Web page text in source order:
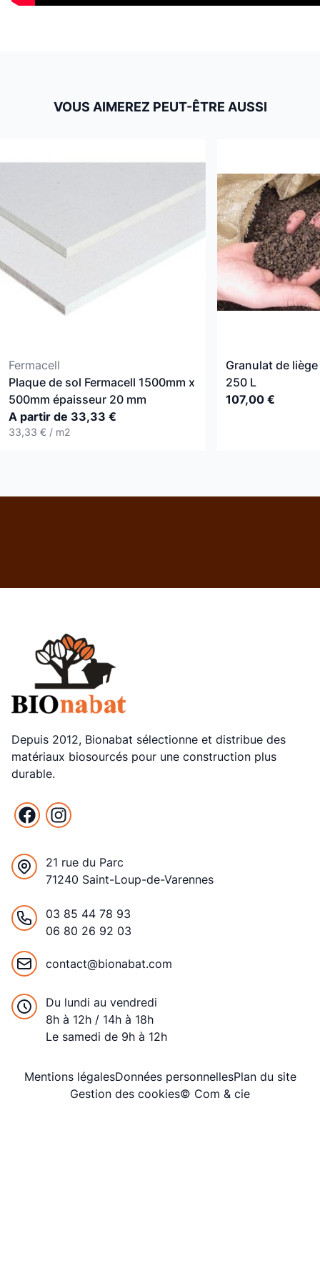
VOUS AIMEREZ PEUT-ÊTRE AUSSI
Fermacell
Plaque de sol Fermacell 1500mm x
500mm épaisseur 20 mm
A partir de 33,33 €
33,33 € / m2
Granulat de
250 L
107,00 €
Depuis 2012, Bionabat sélectionne et distribue des
matériaux biosourcés pour une construction plus
durable.
FacebookInstagram
21 rue du Parc
71240 Saint-Loup-de-Varennes
03 85 44 78 93
06 80 26 92 03
contact@bionabat.com
Du lundi au vendredi
8h à 12h / 14h à 18h
Le samedi de 9h à 12h
Mentions légalesDonnées personnellesPlan du site
Gestion des cookies© Com & cie